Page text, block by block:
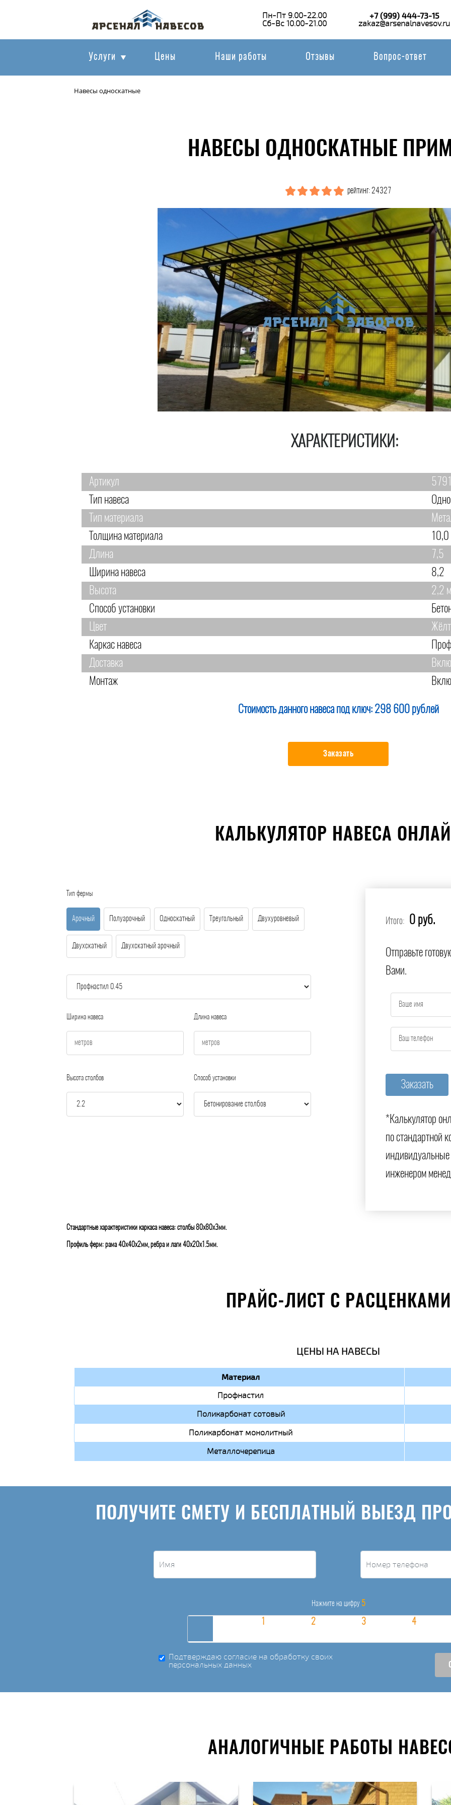
Пн-Пт 9.00-22.00
Сб-Вс 10.00-21.00
+7 (999) 444-73-15
zakaz@arsenalnavesov.ru
Услуги Цены Наши работы Отзывы Вопрос-ответ
Навесы односкатные
НАВЕСЫ ОДНОСКАТНЫЕ
рейтинг: 24327
ХАРАКТЕРИСТИКИ:
Артикул
5791
Тип навеса
Тип материала
Толщина материала
Длина
7,5
Ширина навеса
8,2
Высота
2,2 м
Способ установки
Цвет
Каркас навеса
Доставка
Монтаж
Стоимость данного навеса под ключ: 298 600 рублей
Заказать
КАЛЬКУЛЯТОР НАВЕСА
Тип фермы
Арочный Полуарочный Односкатный Треугольный Двухуровневый
Двухскатный Двухскатный арочный
Ширина навеса Длина навеса
Высота столбов Способ установки
Итого: 0 руб.
Отправьте
Вами.
*Калькулятор
по стандартной
инженером
Стандартные характеристики каркаса навеса: столбы 80х80х3мм.
Профиль ферм: рама 40х40х2мм, ребра и лаги 40х20х1.5мм.
ПРАЙС-ЛИСТ С РАСЦЕНКАМИ
ЦЕНЫ НА НАВЕСЫ
Материал
Профнастил
Поликарбонат сотовый
Поликарбонат монолитный
Металлочерепица
ПОЛУЧИТЕ СМЕТУ И БЕСПЛАТНЫЙ ВЫЕЗД
Нажмите на цифру 5
Подтверждаю согласие на обработку своих
персональных данных
АНАЛОГИЧНЫЕ РАБОТЫ